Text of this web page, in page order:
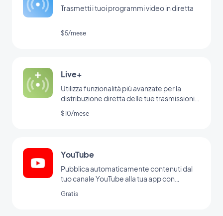
Trasmetti i tuoi programmi video in diretta
$5/mese
Live+
Utilizza funzionalità più avanzate per la
distribuzione diretta delle tue trasmissioni
radiofoniche
$10/mese
YouTube
Pubblica automaticamente contenuti dal
tuo canale YouTube alla tua app con
Gratis